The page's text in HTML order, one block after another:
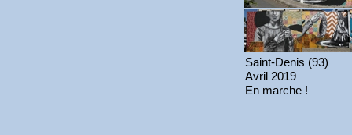
Saint-Denis (93)
Avril 2019
En marche !